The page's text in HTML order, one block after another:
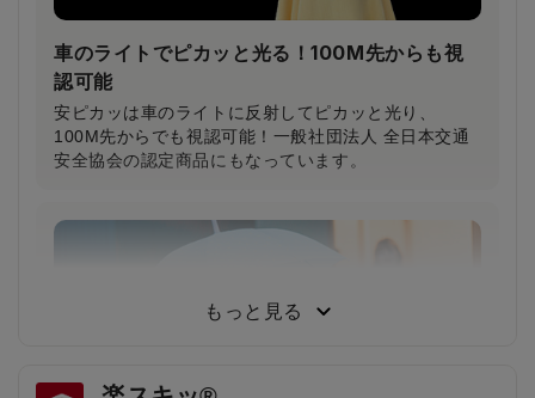
小学生から支持される圧倒的な背負い心地
った結果、約80％が「楽ッションで通学したい」と回
車のライトでピカッと光る！100M先からも視
認可能
安ピカッは車のライトに反射してピカッと光り、
100M先からでも視認可能！一般社団法人 全日本交通
安全協会の認定商品にもなっています。
もっと見る